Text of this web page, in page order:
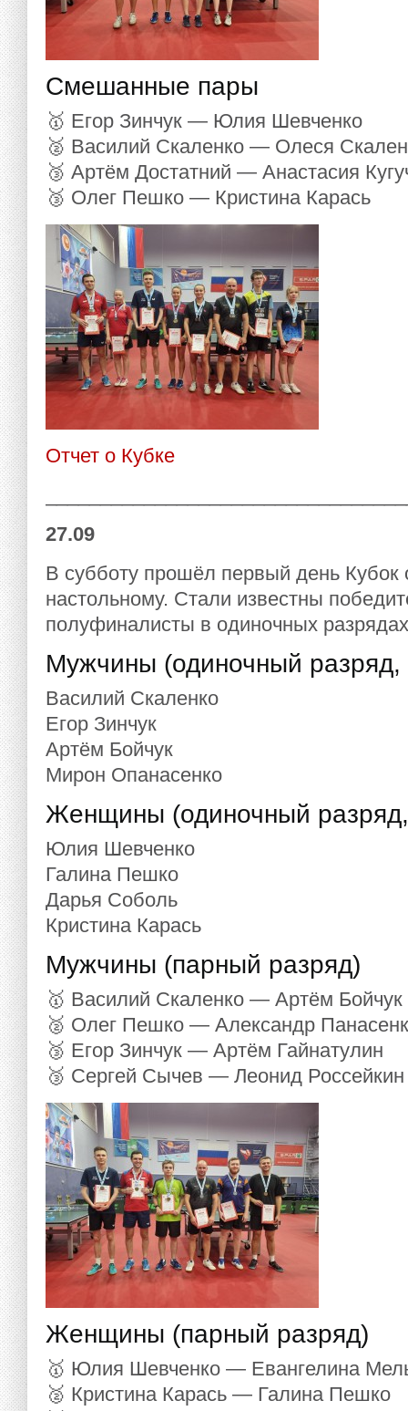
Смешанные пары
🥇 Егор Зинчук — Юлия Шевченко
🥈 Василий Скаленко — Олеся
🥉 Артём Достатний — Анастасия
🥉 Олег Пешко — Кристина Карась
Отчет о Кубке
27.09
В субботу прошёл первый день Кубок
настольному. Стали известны
полуфиналисты в одиночных
Мужчины (одиночный
Василий Скаленко
Егор Зинчук
Артём Бойчук
Мирон Опанасенко
Женщины (одиночный
Юлия Шевченко
Галина Пешко
Дарья Соболь
Кристина Карась
Мужчины (парный разряд)
🥇 Василий Скаленко — Артём Бойчук
🥈 Олег Пешко — Александр
🥉 Егор Зинчук — Артём Гайнатулин
🥉 Сергей Сычев — Леонид Россейкин
Женщины (парный разряд)
🥇 Юлия Шевченко — Евангелина
🥈 Кристина Карась — Галина Пешко